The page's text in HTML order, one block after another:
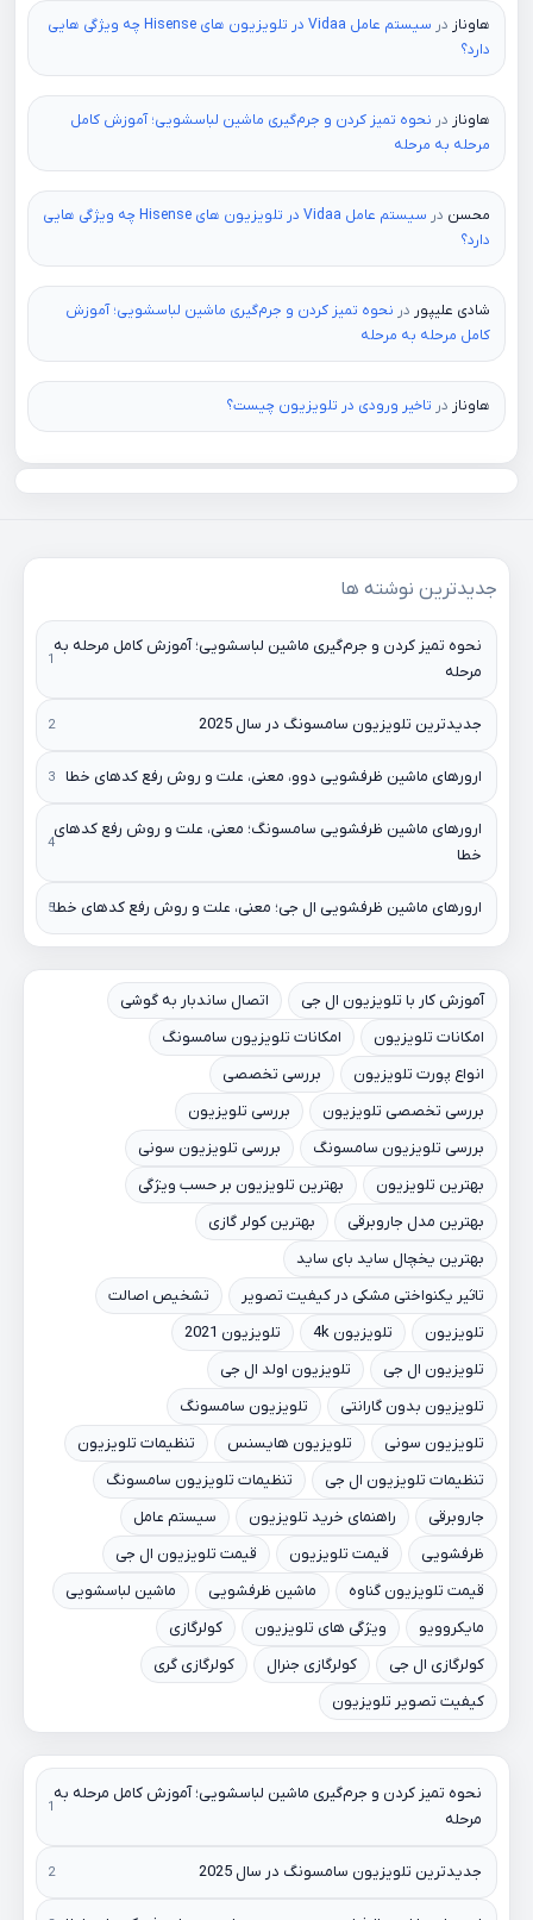
هاوناز در
سیستم عامل Vidaa در تلویزیون های Hisense چه ویژگی هایی
دارد؟
هاوناز در نحوه تمیز کردن و جرم‌گیری ماشین لباسشویی؛ آموزش کامل
مرحله به مرحله
محسن در
سیستم عامل Vidaa در تلویزیون های Hisense چه ویژگی هایی
دارد؟
شادی علیپور در نحوه تمیز کردن و جرم‌گیری ماشین لباسشویی؛ آموزش
کامل مرحله به مرحله
هاوناز در تاخیر ورودی در تلویزیون چیست؟
جدیدترین نوشته ها
نحوه تمیز کردن و جرم‌گیری ماشین لباسشویی؛ آموزش کامل مرحله به
مرحله
جدیدترین تلویزیون سامسونگ در سال 2025
ارورهای ماشین ظرفشویی دوو، معنی، علت و روش رفع کدهای خطا
ارورهای ماشین ظرفشویی سامسونگ؛ معنی، علت و روش رفع کدهای
خطا
ارورهای ماشین ظرفشویی ال جی؛ معنی، علت و روش رفع کدهای خطا
آموزش کار با تلویزیون ال جی
اتصال ساندبار به گوشی
امکانات تلویزیون
امکانات تلویزیون سامسونگ
انواع پورت تلویزیون
بررسی تخصصی
بررسی تخصصی تلویزیون
بررسی تلویزیون
بررسی تلویزیون سامسونگ
بررسی تلویزیون سونی
بهترین تلویزیون
بهترین تلویزیون بر حسب ویژگی
بهترین مدل جاروبرقی
بهترین کولر گازی
بهترین یخچال ساید بای ساید
تاثیر یکنواختی مشکی در کیفیت تصویر
تشخیص اصالت
تلویزیون
تلویزیون 4k
تلویزیون 2021
تلویزیون ال جی
تلویزیون اولد ال جی
تلویزیون بدون گارانتی
تلویزیون سامسونگ
تلویزیون سونی
تلویزیون هایسنس
تنظیمات تلویزیون
تنظیمات تلویزیون ال جی
تنظیمات تلویزیون سامسونگ
جاروبرقی
راهنمای خرید تلویزیون
سیستم عامل
ظرفشویی
قیمت تلویزیون
قیمت تلویزیون ال جی
قیمت تلویزیون گناوه
ماشین ظرفشویی
ماشین لباسشویی
مایکروویو
ویژگی های تلویزیون
کولرگازی
کولرگازی ال جی
کولرگازی جنرال
کولرگازی گری
کیفیت تصویر تلویزیون
نحوه تمیز کردن و جرم‌گیری ماشین لباسشویی؛ آموزش کامل مرحله به
مرحله
جدیدترین تلویزیون سامسونگ در سال 2025